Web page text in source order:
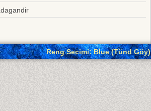
Reng Secimi: Blue (Tünd Göy)